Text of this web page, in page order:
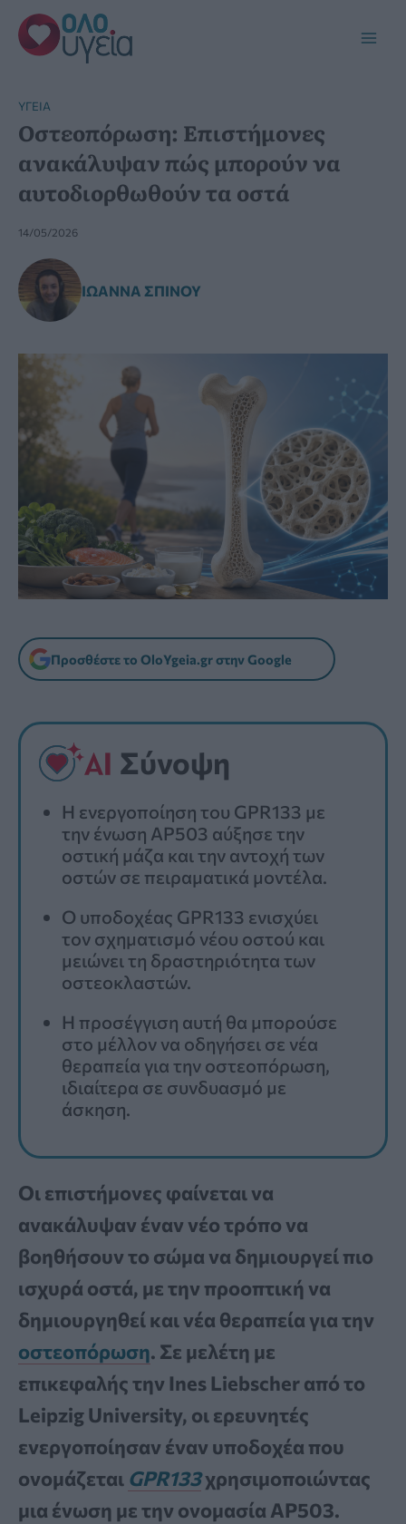
Μετάβαση
στο
περιεχόμενο
YΓΕΊΑ
Οστεοπόρωση: Επιστήμονες
ανακάλυψαν πώς μπορούν να
αυτοδιορθωθούν τα οστά
14/05/2026
ΙΩΆΝΝΑ ΣΠΊΝΟΥ
Προσθέστε το OloYgeia.gr στην Google
Σύνοψη
Η ενεργοποίηση του GPR133 με
την ένωση AP503 αύξησε την
οστική μάζα και την αντοχή των
οστών σε πειραματικά μοντέλα.
Ο υποδοχέας GPR133 ενισχύει
τον σχηματισμό νέου οστού και
μειώνει τη δραστηριότητα των
οστεοκλαστών.
Η προσέγγιση αυτή θα μπορούσε
στο μέλλον να οδηγήσει σε νέα
θεραπεία για την οστεοπόρωση,
ιδιαίτερα σε συνδυασμό με
άσκηση.
Οι επιστήμονες φαίνεται να
ανακάλυψαν έναν νέο τρόπο να
βοηθήσουν το σώμα να δημιουργεί πιο
ισχυρά οστά, με την προοπτική να
δημιουργηθεί και νέα θεραπεία για την
οστεοπόρωση. Σε μελέτη με
επικεφαλής την Ines Liebscher από το
Leipzig University, οι ερευνητές
ενεργοποίησαν έναν υποδοχέα που
ονομάζεται GPR133χρησιμοποιώντας
μια ένωση με την ονομασία AP503.